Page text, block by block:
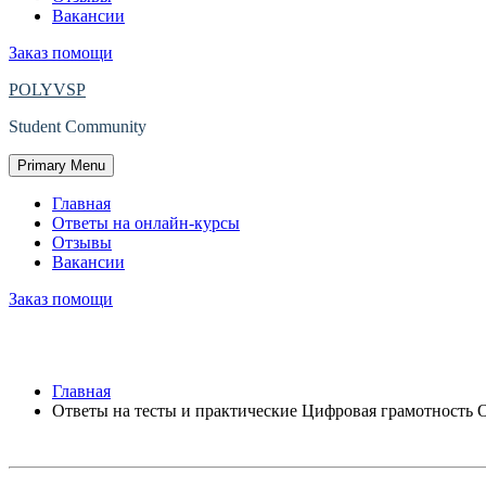
Вакансии
Заказ помощи
POLYVSP
Student Community
Primary Menu
Главная
Ответы на онлайн-курсы
Отзывы
Вакансии
Заказ помощи
Главная
Ответы на тесты и практические Цифровая грамотность